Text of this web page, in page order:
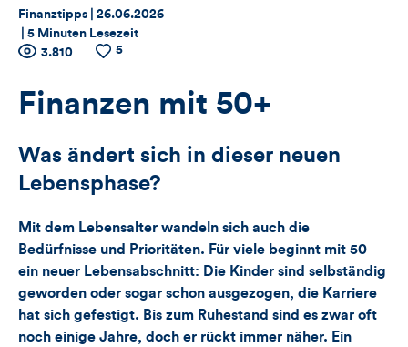
Thema:
Finanztipps | Datum:
26.06.2026
5 Minuten Lesezeit
Zähler
für
Views,
Likes
und
Kommentare
dieses
Artikels
Anzahl
Views
3.810
Anzahl
5
Finanzen mit 50+
Was ändert sich in dieser neuen
Lebensphase?
Mit dem Lebensalter wandeln sich auch die
Bedürfnisse und Prioritäten. Für viele beginnt mit 50
ein neuer Lebensabschnitt: Die Kinder sind selbständig
geworden oder sogar schon ausgezogen, die Karriere
hat sich gefestigt. Bis zum Ruhestand sind es zwar oft
noch einige Jahre, doch er rückt immer näher. Ein